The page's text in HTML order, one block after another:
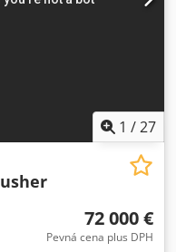
1 /27
72 000 €
Pevná cena plus DPH